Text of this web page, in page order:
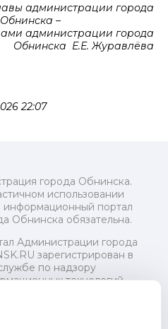
администрации города
Обнинска –
администрации города
Обнинска Е.Е. Журавлёва
22:07
города Обнинска.
использовании
информационный портал
Обнинска обязательна.
Администрации города
зарегистрирован в
по надзору
технологий
(Роскомнадзор) 24 июля
года.
Эл № ФС77-73321